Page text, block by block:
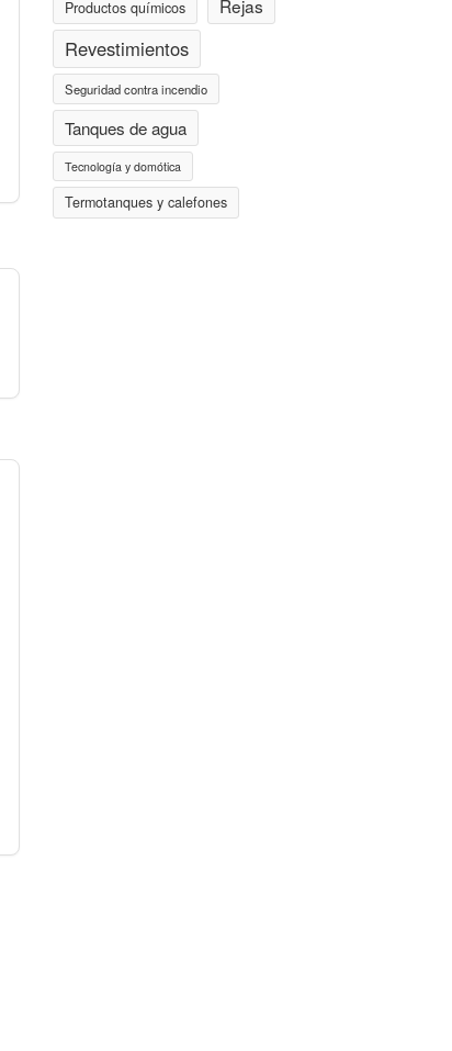
Productos químicos Rejas
Revestimientos
Seguridad contra incendio
Tanques de agua
Tecnología y domótica
Termotanques y calefones